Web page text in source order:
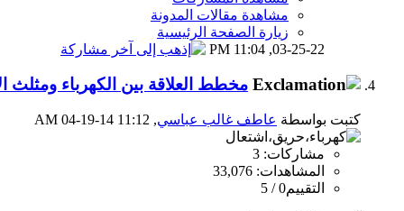
مشاهدة مقالات المدونة
زيارة الصفحة الرئيسية
03-25-22,
11:04 PM
مخطط العلاقة بين الكهرباء ومثلث
كتبت بواسطة عاطف غالب عباسي‏, 04-19-14 11:12 AM
مشاركات: 3
المشاهدات: 33,076
التقييم0 / 5